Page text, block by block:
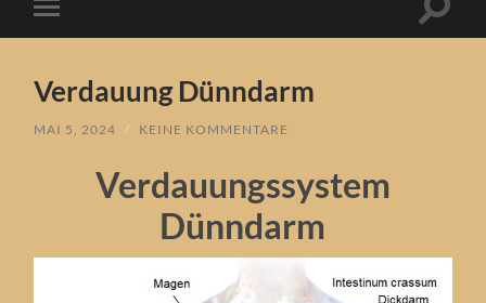
Mobile-
Menü
Verdauung Dünndarm
MAI 5, 2024 / KEINE KOMMENTARE
Verdauungssystem
Dünndarm